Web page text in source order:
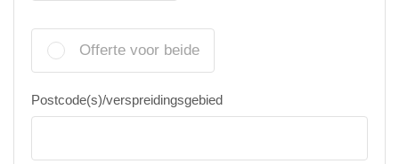
Offerte voor beide
Postcode(s)/verspreidingsgebied